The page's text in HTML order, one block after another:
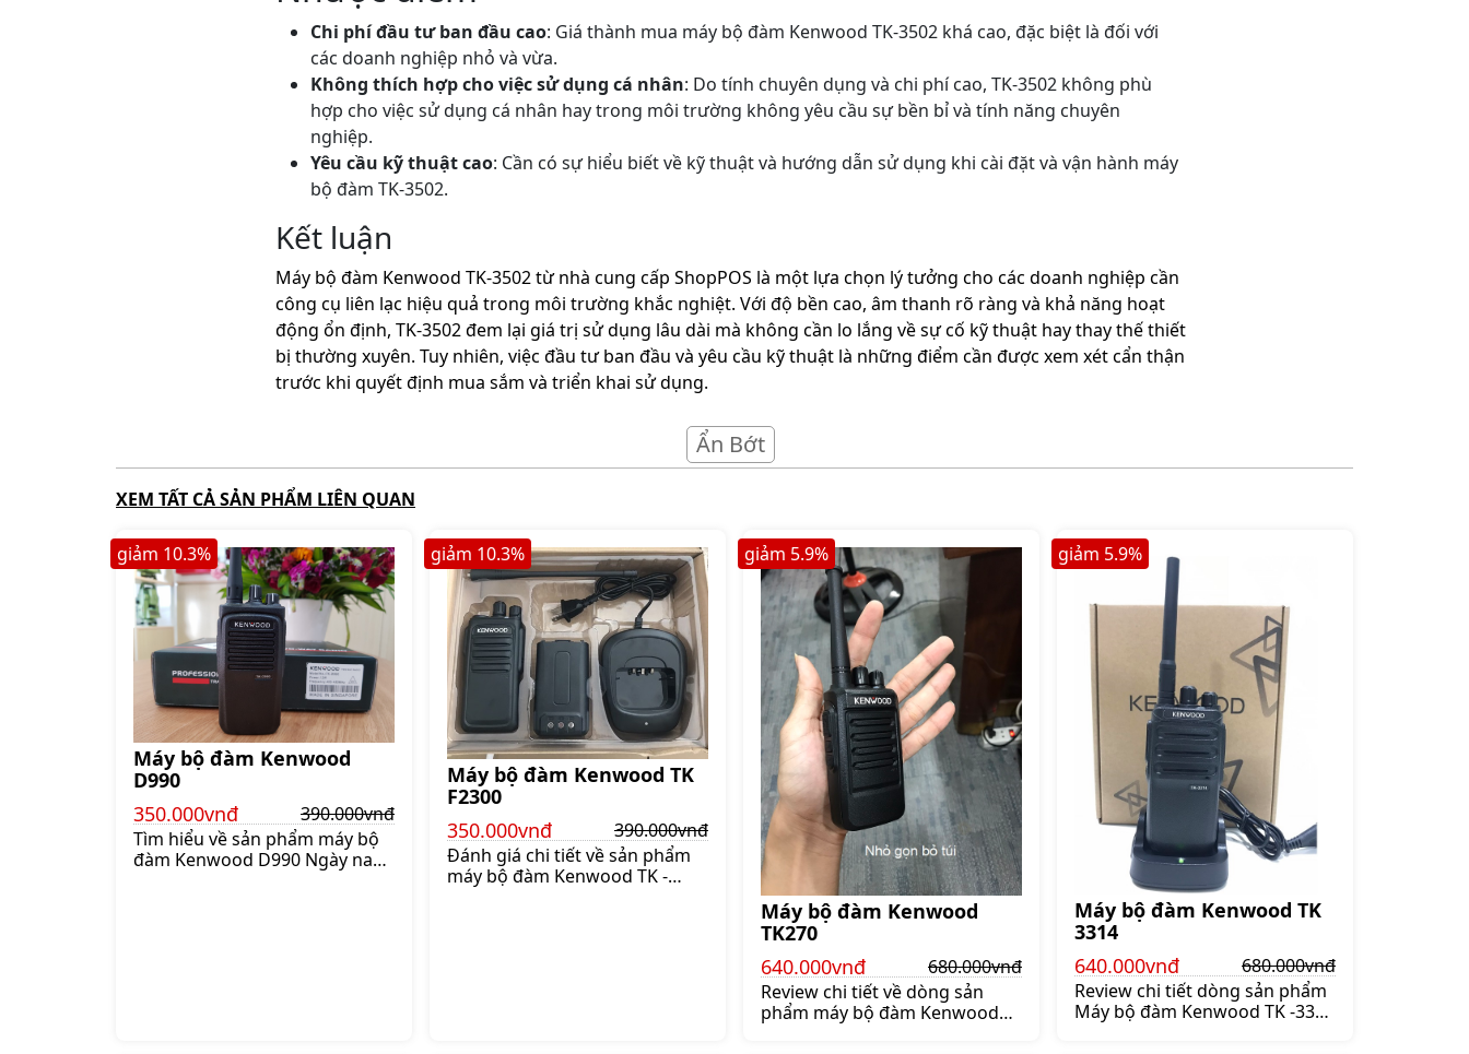
Chi phí đầu tư ban đầu cao: Giá thành mua máy bộ đàm Kenwood TK-3502 khá cao, đặc biệt là đối với
các doanh nghiệp nhỏ và vừa.
Không thích hợp cho việc sử dụng cá nhân: Do tính chuyên dụng và chi phí cao, TK-3502 không phù
hợp cho việc sử dụng cá nhân hay trong môi trường không yêu cầu sự bền bỉ và tính năng chuyên
nghiệp.
Yêu cầu kỹ thuật cao: Cần có sự hiểu biết về kỹ thuật và hướng dẫn sử dụng khi cài đặt và vận hành máy
bộ đàm TK-3502.
Kết luận
Máy bộ đàm Kenwood TK-3502 từ nhà cung cấp ShopPOS là một lựa chọn lý tưởng cho các doanh nghiệp cần
công cụ liên lạc hiệu quả trong môi trường khắc nghiệt. Với độ bền cao, âm thanh rõ ràng và khả năng hoạt
động ổn định, TK-3502 đem lại giá trị sử dụng lâu dài mà không cần lo lắng về sự cố kỹ thuật hay thay thế thiết
bị thường xuyên. Tuy nhiên, việc đầu tư ban đầu và yêu cầu kỹ thuật là những điểm cần được xem xét cẩn thận
trước khi quyết định mua sắm và triển khai sử dụng.
Ẩn Bớt
XEM TẤT CẢ SẢN PHẨM LIÊN QUAN
Máy bộ đàm Kenwood
D990
350.000vnđ
390.000vnđ
Tìm hiểu về sản phẩm máy bộ
đàm Kenwood D990 Ngày nay
giảm 10.3%
Máy bộ đàm Kenwood TK
F2300
350.000vnđ
390.000vnđ
Đánh giá chi tiết về sản phẩm
máy bộ đàm Kenwood TK -
giảm 10.3%
Máy bộ đàm Kenwood
TK270
640.000vnđ
680.000vnđ
Review chi tiết về dòng sản
phẩm máy bộ đàm Kenwood
giảm 5.9%
Máy bộ đàm Kenwood TK
3314
640.000vnđ
680.000vnđ
Review chi tiết dòng sản phẩm
Máy bộ đàm Kenwood TK -3314
giảm 5.9%